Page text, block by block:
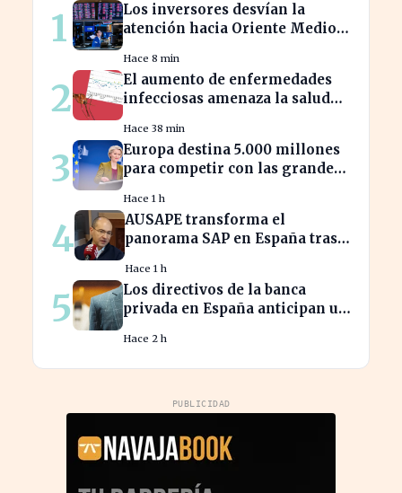
1
Los inversores desvían la
atención hacia Oriente Medio
desploma
Hace 8 min
2
El aumento de enfermedades
infecciosas amenaza la salud
Hace 38 min
3
Europa destina 5.000 millones
para competir con las grandes
Hace 1 h
4
AUSAPE transforma el
panorama SAP en España tras
Hace 1 h
5
Los directivos de la banca
privada en España anticipan un
beneficios
Hace 2 h
PUBLICIDAD